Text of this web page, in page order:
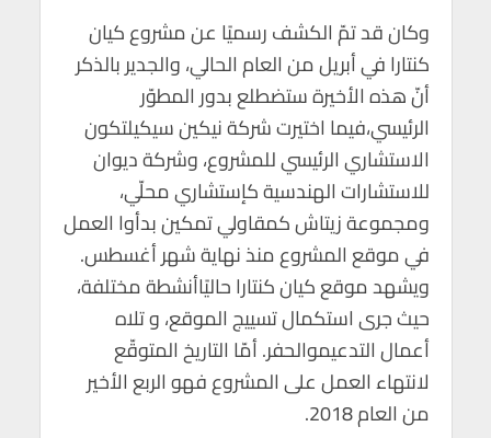
وكان قد تمّ الكشف رسميًا عن مشروع كيان
كنتارا في أبريل من العام الحالي، والجدير بالذكر
أنّ هذه الأخيرة ستضطلع بدور المطوّر
الرئيسي،فيما اختيرت شركة نيكين سيكيلتكون
الاستشاري الرئيسي للمشروع، وشركة ديوان
للاستشارات الهندسية كإستشاري محلّي،
ومجموعة زيتاش كمقاولي تمكين بدأوا العمل
في موقع المشروع منذ نهاية شهر أغسطس.
ويشهد موقع كيان كنتارا حاليًاأنشطة مختلفة،
حيث جرى استكمال تسييج الموقع، و تلاه
أعمال التدعيموالحفر. أمّا التاريخ المتوقّع
لانتهاء العمل على المشروع فهو الربع الأخير
من العام 2018.